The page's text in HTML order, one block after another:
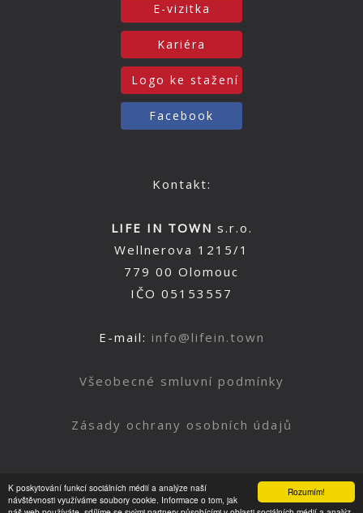
Rozumím!
K poskytování funkcí sociálních médií a analýze naší
návštěvnosti využíváme soubory cookie. Informace o tom, jak
E-vizitka
Kariéra
Logo ke stažení
Facebook
Kontakt:
LIFE IN TOWN s.r.o.
Wellnerova 1215/1
779 00 Olomouc
IČO 05153557
E-mail: info@lifein.town
Všeobecné smluvní podmínky
Zásady ochrany osobních údajů
Nahoru